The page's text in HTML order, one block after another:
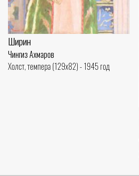
Ширин
Чингиз Ахмаров
Холст, темпера (129x82) - 1945 год